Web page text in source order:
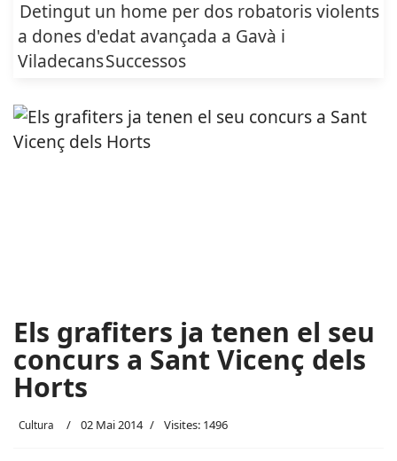
Detingut un home per dos robatoris violents
a dones d'edat avançada a Gavà i
ViladecansSuccessos
Els grafiters ja tenen el seu
concurs a Sant Vicenç dels
Horts
Cultura 02 Mai 2014 Visites: 1496